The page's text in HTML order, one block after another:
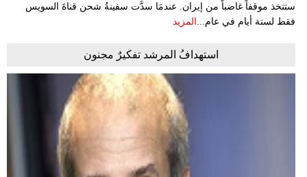
ستتخذ موقفاً غاضباً من إيران. عندمَا سدَّت سفينةُ شحن قناةَ السويس
فقط لستة أيام في عام...
المزيد
استهدافُ المرشد تفكيرٌ مجنون